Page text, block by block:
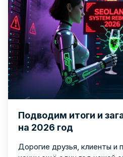
Подводим итоги и
на 2026 год
Дорогие друзья, клиенты и